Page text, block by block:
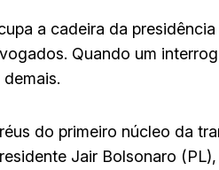
a cadeira da
Quando um
do primeiro núcleo da
Jair Bolsonaro